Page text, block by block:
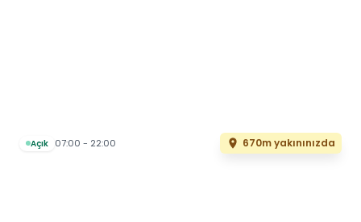
Açık 07:00 - 22:00 670m yakınınızda